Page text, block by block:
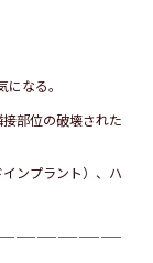
なる。
部位の破壊された
ンプラント）、ハ